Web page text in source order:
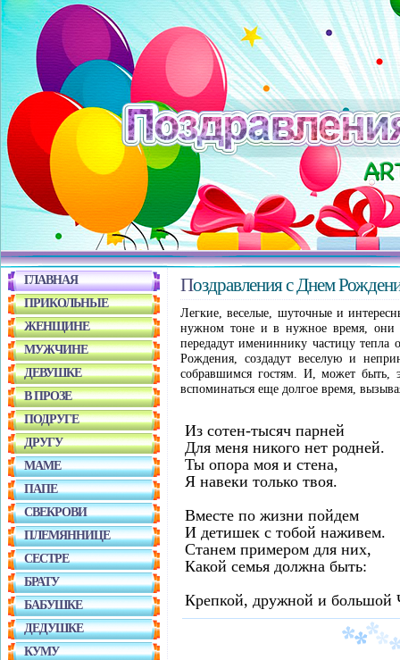
ГЛАВНАЯ
ПРИКОЛЬНЫЕ
ЖЕНЩИНЕ
МУЖЧИНЕ
ДЕВУШКЕ
В ПРОЗЕ
ПОДРУГЕ
ДРУГУ
МАМЕ
ПАПЕ
СВЕКРОВИ
ПЛЕМЯННИЦЕ
СЕСТРЕ
БРАТУ
БАБУШКЕ
ДЕДУШКЕ
КУМУ
Поздравления с Днем
Легкие, веселые, шуточные и
нужном тоне и в нужное время, они
передадут имениннику частицу
Рождения, создадут веселую и
собравшимся гостям. И, может быть,
вспоминаться еще долгое время,
Из сотен-тысяч парней
Для меня никого нет родней.
Ты опора моя и стена,
Я навеки только твоя.
Вместе по жизни пойдем
И детишек с тобой наживем.
Станем примером для них,
Какой семья должна быть:
Крепкой, дружной и большой